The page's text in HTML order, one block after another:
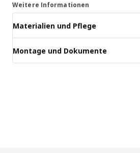
Weitere Informationen
Materialien und Pflege
Montage und Dokumente